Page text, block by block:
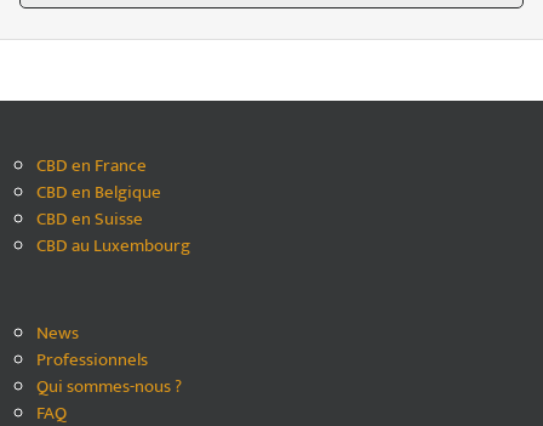
CBD en France
CBD en Belgique
CBD en Suisse
CBD au Luxembourg
News
Professionnels
Qui sommes-nous ?
FAQ